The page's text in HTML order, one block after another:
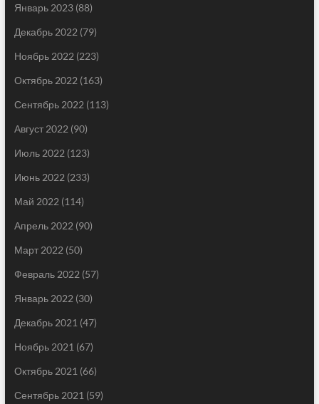
Январь 2023(88)
Декабрь 2022 (79)
Ноябрь 2022 (223)
Октябрь 2022 (163)
Сентябрь 2022 (113)
Август 2022 (90)
Июль 2022 (123)
Июнь 2022 (233)
Май 2022 (114)
Апрель 2022 (90)
Март 2022 (50)
Февраль 2022 (57)
Январь 2022 (30)
Декабрь 2021 (47)
Ноябрь 2021 (67)
Октябрь 2021 (66)
Сентябрь 2021 (59)